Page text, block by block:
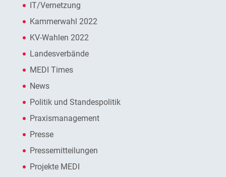
IT/Vernetzung
Kammerwahl 2022
KV-Wahlen 2022
Landesverbände
MEDI Times
News
Politik und Standespolitik
Praxismanagement
Presse
Pressemitteilungen
Projekte MEDI